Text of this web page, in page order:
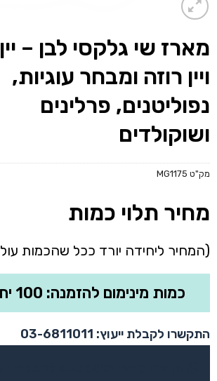
מארז שי גלקסי לבן –
ויין רוזה ומבחר עוגיות,
נפוליטנים, פרלינים
ושוקולדים
מק"ט MG1175
מחיר תלוי כמות
(המחיר ליחידה יורד ככל שהכמות
כמות מינימום להזמנה: 100 יחידות
התקשרו לקבלת ייעוץ: 03-6811011